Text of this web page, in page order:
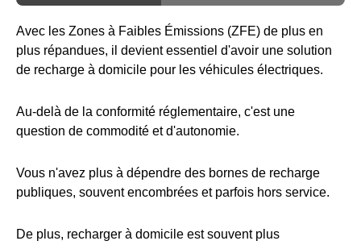
Avec les Zones à Faibles Émissions (ZFE) de plus en
plus répandues, il devient essentiel d'avoir une solution
de recharge à domicile pour les véhicules électriques.
Au-delà de la conformité réglementaire, c'est une
question de commodité et d'autonomie.
Vous n'avez plus à dépendre des bornes de recharge
publiques, souvent encombrées et parfois hors service.
De plus, recharger à domicile est souvent plus